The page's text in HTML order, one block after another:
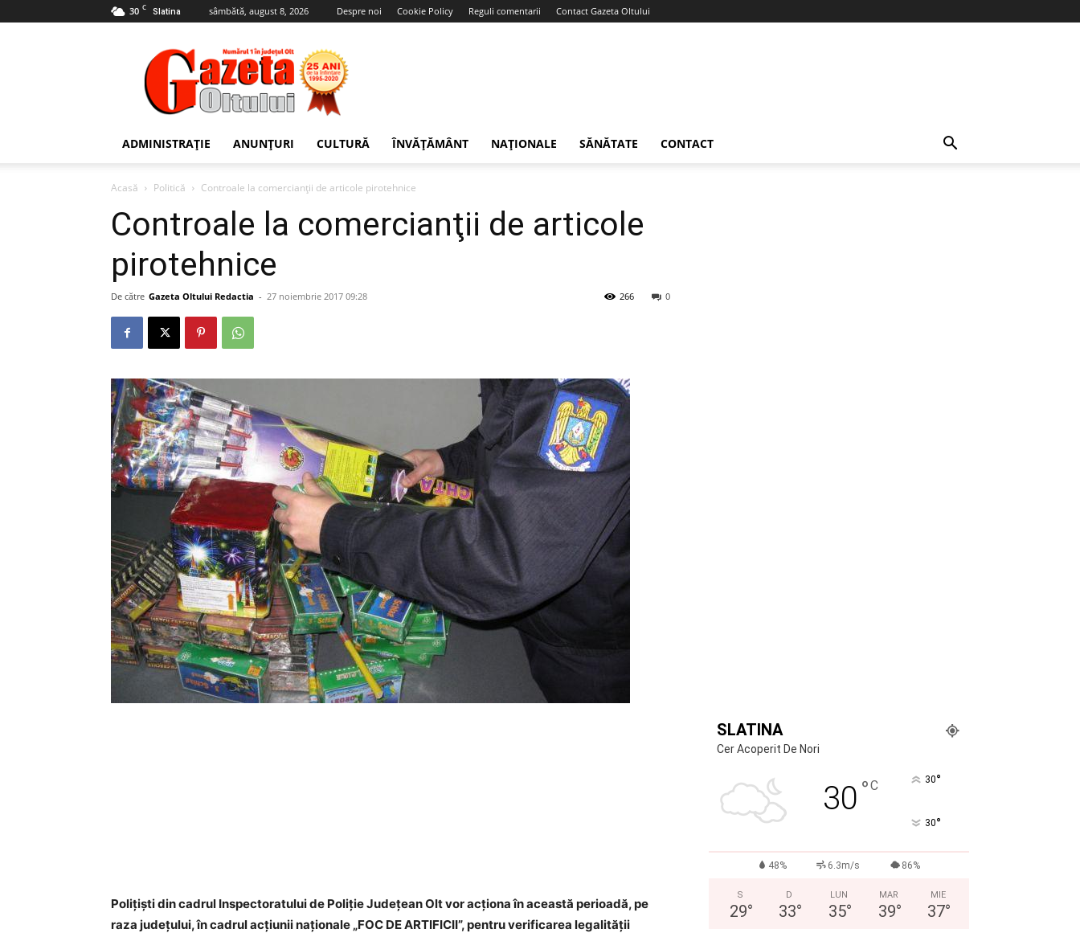
30 C Slatina sâmbătă, august 8, 2026 Despre noi Cookie Policy Reguli comentarii Contact Gazeta Oltului
Gazeta
Oltului
ADMINISTRAȚIE ANUNȚURI CULTURĂ ÎNVĂȚĂMÂNT NAȚIONALE SĂNĂTATE CONTACT
Acasă Politică Controale la comercianţii de articole pirotehnice
Controale la comercianţii de articole
pirotehnice
De către Gazeta Oltului Redactia - 27 noiembrie 2017 09:28 0
266
Polițiști din cadrul Inspectoratului de Poliție Județean Olt vor acționa în această perioadă, pe
raza județului, în cadrul acțiunii naţionale „FOC DE ARTIFICII”, pentru verificarea legalităţii
SLATINA
Cer Acoperit De Nori
30 °C 30°
30°
48% 6.3m/s 86%
S
29°
D
33°
LUN
35°
MAR
39°
MIE
37°